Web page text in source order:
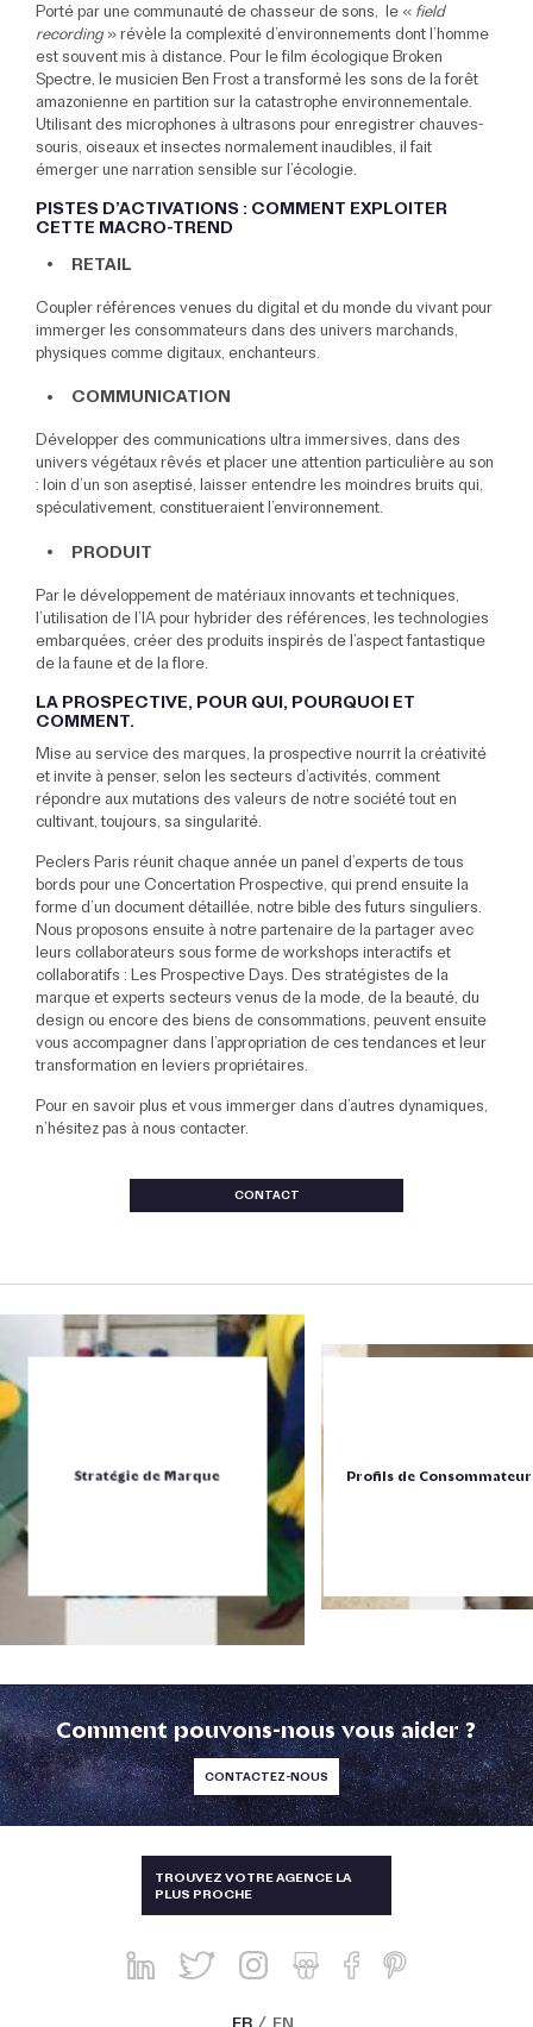
Porté par une communauté de chasseur de sons, le «field
recording» révèle la complexité d’environnements dont l’homme
est souvent mis à distance. Pour le film écologique Broken
Spectre, le musicien Ben Frost a transformé les sons de la forêt
amazonienne en partition sur la catastrophe environnementale.
Utilisant des microphones à ultrasons pour enregistrer chauves-
souris, oiseaux et insectes normalement inaudibles, il fait
émerger une narration sensible sur l’écologie.
PISTES D’ACTIVATIONS : COMMENT EXPLOITER
CETTE MACRO-TREND
RETAIL
Coupler références venues du digital et du monde du vivant pour
immerger les consommateurs dans des univers marchands,
physiques comme digitaux, enchanteurs.
COMMUNICATION
Développer des communications ultra immersives, dans des
univers végétaux rêvés et placer une attention particulière au son
: loin d’un son aseptisé, laisser entendre les moindres bruits qui,
spéculativement, constitueraient l’environnement.
PRODUIT
Par le développement de matériaux innovants et techniques,
l’utilisation de l’IA pour hybrider des références, les technologies
embarquées, créer des produits inspirés de l’aspect fantastique
de la faune et de la flore.
LA PROSPECTIVE, POUR QUI, POURQUOI ET
COMMENT.
Mise au service des marques, la prospective nourrit la créativité
et invite à penser, selon les secteurs d’activités, comment
répondre aux mutations des valeurs de notre société tout en
cultivant, toujours, sa singularité.
Peclers Paris réunit chaque année un panel d’experts de tous
bords pour une Concertation Prospective, qui prend ensuite la
forme d’un document détaillée, notre bible des futurs singuliers.
Nous proposons ensuite à notre partenaire de la partager avec
leurs collaborateurs sous forme de workshops interactifs et
collaboratifs : Les Prospective Days. Des stratégistes de la
marque et experts secteurs venus de la mode, de la beauté, du
design ou encore des biens de consommations, peuvent ensuite
vous accompagner dans l’appropriation de ces tendances et leur
transformation en leviers propriétaires.
Pour en savoir plus et vous immerger dans d’autres dynamiques,
n’hésitez pas à nous contacter.
CONTACT
Stratégie de Marque Profils de
Comment pouvons-nous vous aider ?
CONTACTEZ-NOUS
TROUVEZ VOTRE AGENCE LA
PLUS PROCHE
TAÏWAN
ALLEMAGNE, AUTRICHE, SUISSE
AUSTRALIE ET NOUVELLE-
ZÉLANDE